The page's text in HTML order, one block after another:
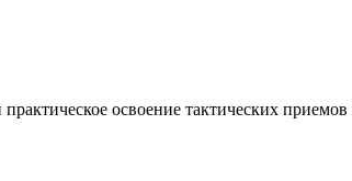
освоение тактических